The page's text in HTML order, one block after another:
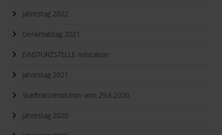
Jahrestag 2022
Denkmalstag 2021
EINSTURZSTELLE relocation
Jahrestag 2021
Stadtratsresolution vom 29.6.2020
Jahrestag 2020